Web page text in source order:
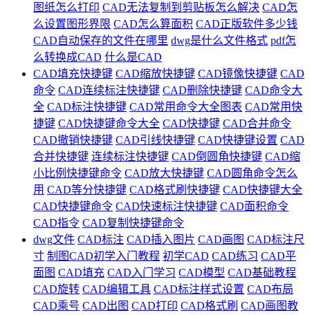
图纸怎么打印 CAD无法复制到剪贴板怎么解决 CAD怎
么设置图形界限 CAD怎么算面积 CAD正版软件多少钱
CAD自动保存的文件在哪里 dwg是什么文件格式 pdf怎
么转换成CAD 什么是CAD
CAD填充快捷键 CAD缩放快捷键 CAD镜像快捷键 CAD
命令 CAD连续标注快捷键 CAD删除快捷键 CAD命令大
全 CAD标注快捷键 CAD常用命令大全图表 CAD常用快
捷键 CAD快捷键命令大全 CAD快捷键 CAD合并命令
CAD撤销快捷键 CAD引线快捷键 CAD快捷键设置 CAD
合并快捷键 连续标注快捷键 CAD倒圆角快捷键 CAD缩
小比例快捷键命令 CAD放大快捷键 CAD圆角命令怎么
用 CAD等分快捷键 CAD格式刷快捷键 CAD快捷键大全
CAD快捷键命令 CAD快速标注快捷键 CAD面积命令
CAD指令 CAD复制快捷键命令
dwg文件 CAD标注 CAD插入图片 CAD画图 CAD标注尺
寸 制图CAD初学入门教程 初学CAD CAD练习 CAD平
面图 CAD填充 CAD入门学习 CAD模型 CAD基础教程
CAD旋转 CAD编辑工具 CAD标注样式设置 CAD布局
CAD乘号 CAD出图 CAD打印 CAD格式刷 CAD画图教